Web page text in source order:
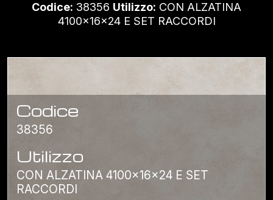
Codice: 38356 Utilizzo: CON ALZATINA
4100x16x24 E SET RACCORDI
Codice
38356
Utilizzo
CON ALZATINA 4100x16x24 E SET
RACCORDI